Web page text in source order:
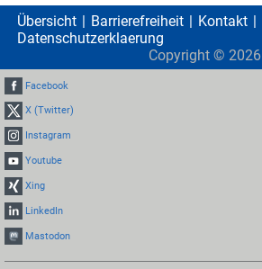
Übersicht Barrierefreiheit Kontakt
Datenschutzerklaerung
Copyright © 2026
Facebook
X (Twitter)
Instagram
Youtube
Xing
LinkedIn
Mastodon